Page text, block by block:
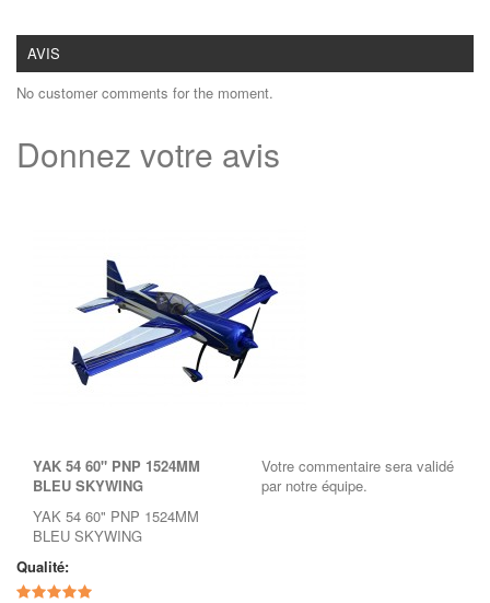
AVIS
No customer comments for the moment.
Donnez votre avis
YAK 54 60" PNP 1524MM
BLEU SKYWING
YAK 54 60" PNP 1524MM
BLEU SKYWING
Votre commentaire sera validé
par notre équipe.
Qualité: